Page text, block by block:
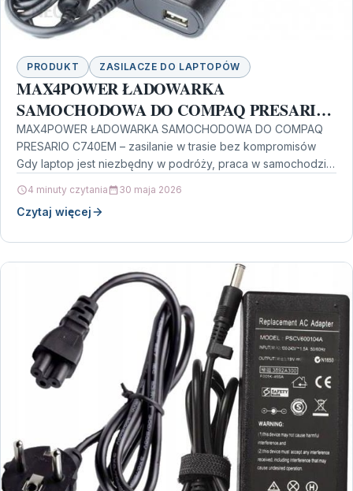
PRODUKT ZASILACZE DO LAPTOPÓW
MAX4POWER ŁADOWARKA
SAMOCHODOWA DO COMPAQ PRESARIO
C740EM
MAX4POWER ŁADOWARKA SAMOCHODOWA DO COMPAQ
PRESARIO C740EM – zasilanie w trasie bez kompromisów
Gdy laptop jest niezbędny w podróży, praca w samochodzie
4 minuty czytania 30 maja 2026
Czytaj więcej